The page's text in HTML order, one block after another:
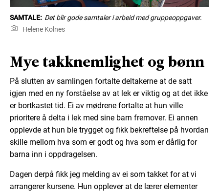
SAMTALE: Det blir gode samtaler i arbeid med gruppeoppgaver.
Helene Kolnes
Mye takknemlighet og bønn
På slutten av samlingen fortalte deltakerne at de satt
igjen med en ny forståelse av at lek er viktig og at det ikke
er bortkastet tid. Ei av mødrene fortalte at hun ville
prioritere å delta i lek med sine barn fremover. Ei annen
opplevde at hun ble trygget og fikk bekreftelse på hvordan
skille mellom hva som er godt og hva som er dårlig for
barna inn i oppdragelsen.
Dagen derpå fikk jeg melding av ei som takket for at vi
arrangerer kursene. Hun opplever at de lærer elementer